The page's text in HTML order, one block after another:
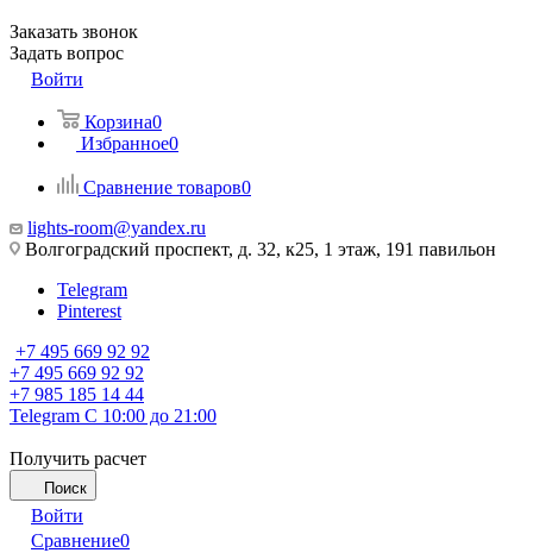
Заказать звонок
Задать вопрос
Войти
Корзина0
Избранное0
Сравнение товаров0
lights-room@yandex.ru
Волгоградский проспект, д. 32, к25, 1 этаж, 191 павильон
Telegram
Pinterest
+7 495 669 92 92
+7 495 669 92 92
+7 985 185 14 44
Telegram С 10:00 до 21:00
Получить расчет
Поиск
Войти
Сравнение0